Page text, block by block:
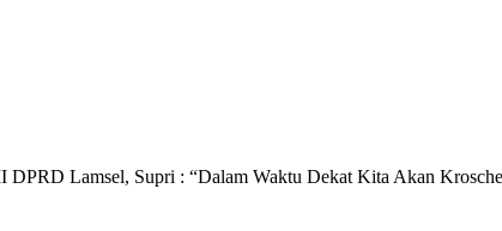
Lamsel, Supri : “Dalam Waktu Dekat Kita Akan